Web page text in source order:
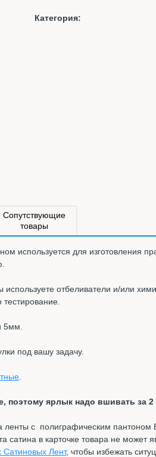
Категория:
Сопутствующие
товары
используется для изготовления
отбеливатели и/или
5мм.
под вашу задачу.
ярлык надо вшивать за
ленты с полиграфическим
в карточке товара не может
Сатиновых Лент, чтобы избежать